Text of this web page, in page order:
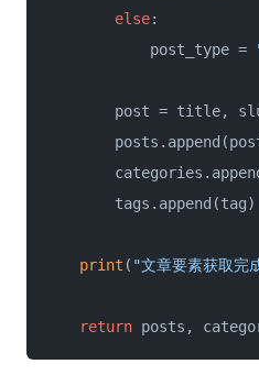
else:
post_type =
post = title, slug,
tags.append(tag)
print ( "文章要素获取完
return posts,